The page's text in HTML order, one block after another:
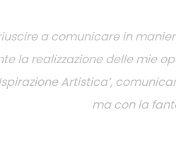
a comunicare in
la realizzazione delle mie
Artistica’,
ma con la